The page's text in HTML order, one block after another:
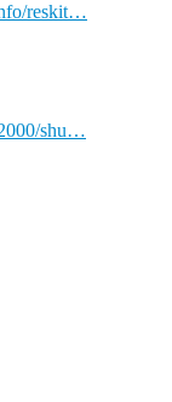
reskit…
shu…